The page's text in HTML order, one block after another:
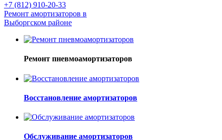
+7 (812) 910-20-33
Ремонт амортизаторов в
Выборгском районе
Ремонт пневмоамортизаторов
Восстановление амортизаторов
Обслуживание амортизаторов